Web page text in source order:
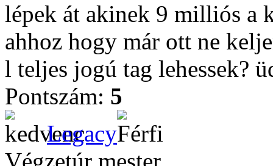
lépek át akinek 9 milliós a
ahhoz hogy már ott ne
l teljes jogú tag lehessek?
Pontszám: 5
Legacy